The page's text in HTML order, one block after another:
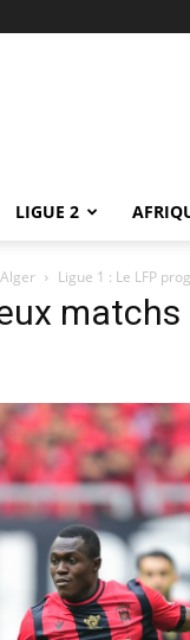
LIGUE 2
Ligue 1 : Le LFP